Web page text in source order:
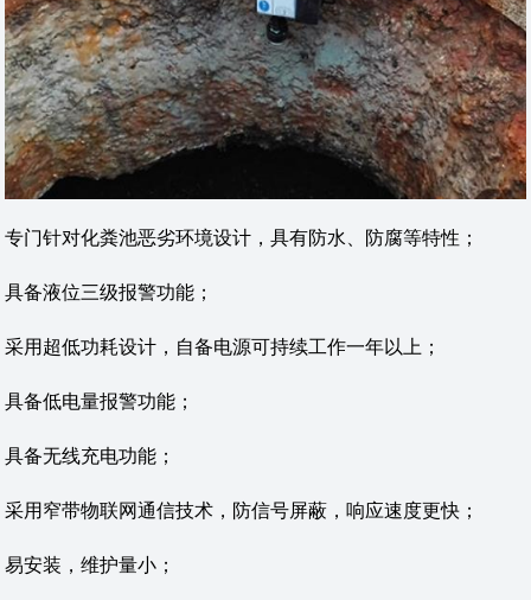
专门针对化粪池恶劣环境设计，具有防水、防腐等特性；
具备液位三级报警功能；
采用超低功耗设计，自备电源可持续工作一年以上；
具备低电量报警功能；
具备无线充电功能；
采用窄带物联网通信技术，防信号屏蔽，响应速度更快；
易安装，维护量小；